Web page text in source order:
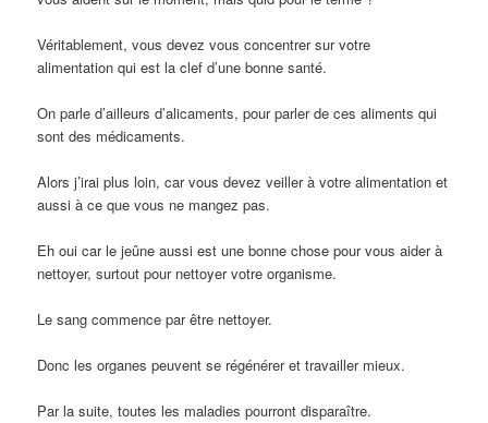
Véritablement, vous devez vous concentrer sur votre
alimentation qui est la clef d’une bonne santé.
On parle d’ailleurs d’alicaments, pour parler de ces aliments qui
sont des médicaments.
Alors j’irai plus loin, car vous devez veiller à votre alimentation et
aussi à ce que vous ne mangez pas.
Eh oui car le jeûne aussi est une bonne chose pour vous aider à
nettoyer, surtout pour nettoyer votre organisme.
Le sang commence par être nettoyer.
Donc les organes peuvent se régénérer et travailler mieux.
Par la suite, toutes les maladies pourront disparaître.